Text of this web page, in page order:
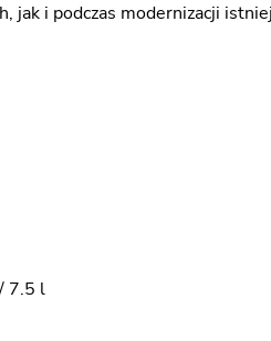
jak i podczas modernizacji
7.5 l